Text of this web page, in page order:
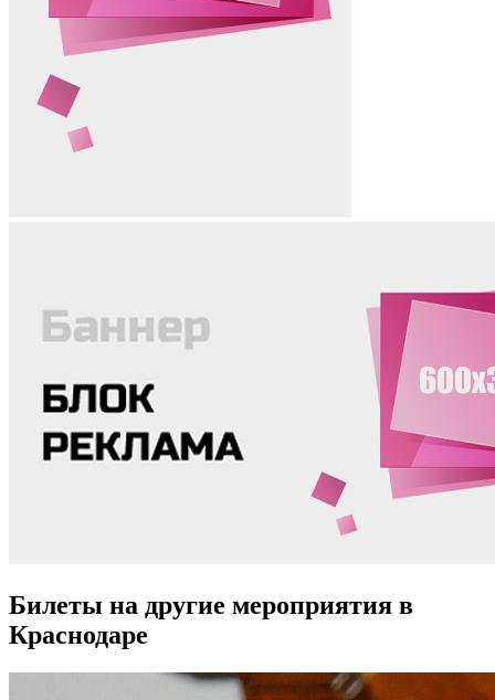
Билеты на другие мероприятия в
Краснодаре